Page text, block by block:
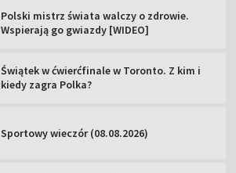
Polski mistrz świata walczy o zdrowie.
Wspierają go gwiazdy [WIDEO]
Świątek w ćwierćfinale w Toronto. Z kim i
kiedy zagra Polka?
Sportowy wieczór (08.08.2026)